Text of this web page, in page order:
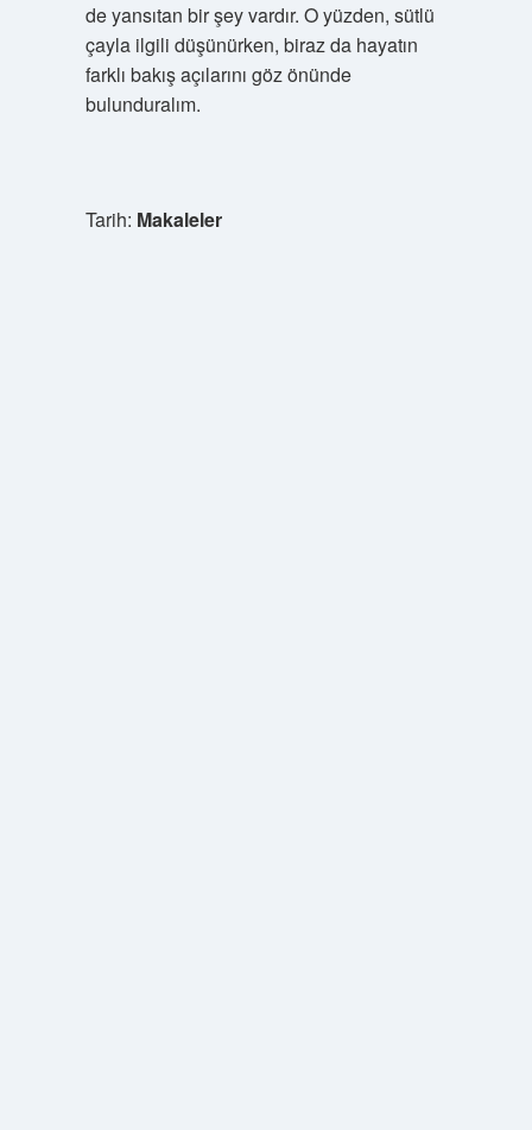
de yansıtan bir şey vardır. O yüzden, sütlü
çayla ilgili düşünürken, biraz da hayatın
farklı bakış açılarını göz önünde
bulunduralım.
Tarih: Makaleler